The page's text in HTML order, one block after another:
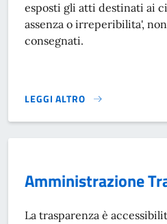
esposti gli atti destinati ai
assenza o irreperibilita',
consegnati.
LEGGI ALTRO
ALBO PRETORIO}
Amministrazione
La trasparenza è